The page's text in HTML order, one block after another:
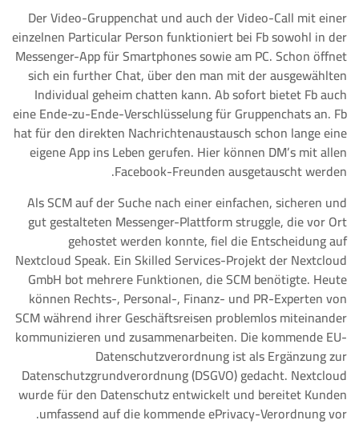
Der Video-Gruppenchat und auch der Video-Call mit einer
einzelnen Particular Person funktioniert bei Fb sowohl in der
Messenger-App für Smartphones sowie am PC. Schon öffnet
sich ein further Chat, über den man mit der ausgewählten
Individual geheim chatten kann. Ab sofort bietet Fb auch
eine Ende-zu-Ende-Verschlüsselung für Gruppenchats an. Fb
hat für den direkten Nachrichtenaustausch schon lange eine
eigene App ins Leben gerufen. Hier können DM’s mit allen
Facebook-Freunden ausgetauscht werden.
Als SCM auf der Suche nach einer einfachen, sicheren und
gut gestalteten Messenger-Plattform struggle, die vor Ort
gehostet werden konnte, fiel die Entscheidung auf
Nextcloud Speak. Ein Skilled Services-Projekt der Nextcloud
GmbH bot mehrere Funktionen, die SCM benötigte. Heute
können Rechts-, Personal-, Finanz- und PR-Experten von
SCM während ihrer Geschäftsreisen problemlos miteinander
kommunizieren und zusammenarbeiten. Die kommende EU-
Datenschutzverordnung ist als Ergänzung zur
Datenschutzgrundverordnung (DSGVO) gedacht. Nextcloud
wurde für den Datenschutz entwickelt und bereitet Kunden
umfassend auf die kommende ePrivacy-Verordnung vor.